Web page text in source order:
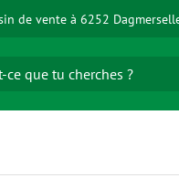
de vente à 6252